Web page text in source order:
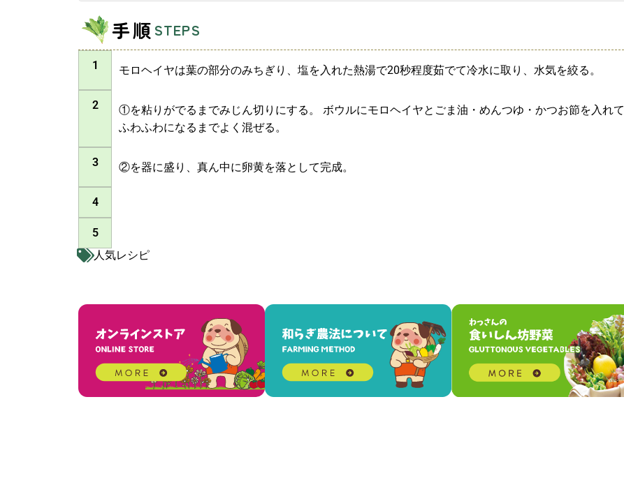
手順 STEPS
1 モロヘイヤは葉の部分のみちぎり、塩を入れた熱湯で20秒程度茹でて冷水に取り、水気を絞る。
2
①を粘りがでるまでみじん切りにする。 ボウルにモロヘイヤとごま油・めんつゆ・かつお節を入れて
ふわふわになるまでよく混ぜる。
3 ②を器に盛り、真ん中に卵黄を落として完成。
4
5
人気レシピ